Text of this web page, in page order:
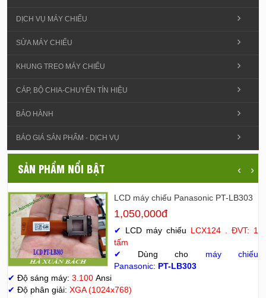
DỊCH VỤ MÁY CHIẾU
SỬA MÁY CHIẾU
KHUNG TREO MÁY CHIẾU
CÁP, BỘ CHIA-CHUYỂN TÍN HIỆU
BẢO HÀNH
BÁO GIÁ SẢN PHẨM - DỊCH VỤ
SẢN PHẨM NỔI BẬT ‹ ›
LCD máy chiếu Panasonic PT-LB303
1,050,000đ
✔ LCD máy chiếu LCX124 . ĐVT: 1
tấm
✔
Dùng cho máy chiếu
Panasonic: PT-LB303
✔ Độ sáng máy: 3.100 Ansi
✔ Độ phân giải: XGA (1024x768)